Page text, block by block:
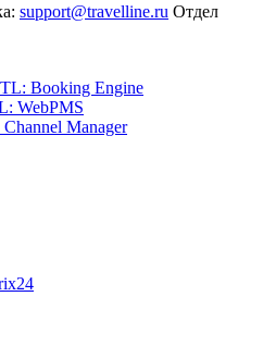
support@travelline.ru Отдел
TL: Booking Engine
WebPMS
Manager